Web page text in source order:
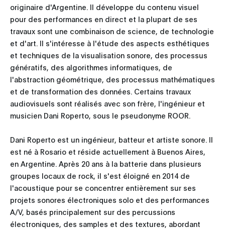
originaire d'Argentine. Il développe du contenu visuel
pour des performances en direct et la plupart de ses
travaux sont une combinaison de science, de technologie
et d'art. Il s'intéresse à l'étude des aspects esthétiques
et techniques de la visualisation sonore, des processus
génératifs, des algorithmes informatiques, de
l'abstraction géométrique, des processus mathématiques
et de transformation des données. Certains travaux
audiovisuels sont réalisés avec son frère, l'ingénieur et
musicien Dani Roperto, sous le pseudonyme ROOR.
Dani Roperto est un ingénieur, batteur et artiste sonore. Il
est né à Rosario et réside actuellement à Buenos Aires,
en Argentine. Après 20 ans à la batterie dans plusieurs
groupes locaux de rock, il s'est éloigné en 2014 de
l'acoustique pour se concentrer entièrement sur ses
projets sonores électroniques solo et des performances
A/V, basés principalement sur des percussions
électroniques, des samples et des textures, abordant